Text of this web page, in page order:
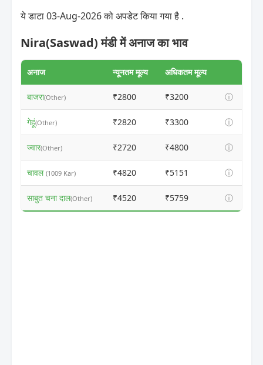
ये डाटा 03-Aug-2026 को अपडेट किया गया है .
Nira(Saswad) मंडी में अनाज का भाव
अनाज न्यूनतम मूल्य अधिकतम मूल्य
बाजरा(Other) ₹2800 ₹3200 ⓘ
गेहूं(Other) ₹2820 ₹3300 ⓘ
ज्वार(Other) ₹2720 ₹4800 ⓘ
चावल (1009 Kar) ₹4820 ₹5151 ⓘ
साबुत चना दाल(Other) ₹4520 ₹5759 ⓘ